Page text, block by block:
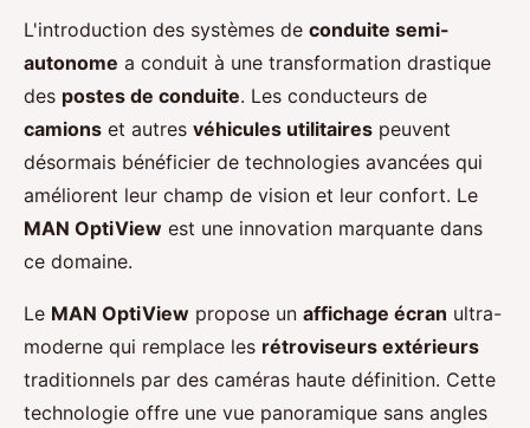
L'introduction des systèmes de conduite semi-
autonome a conduit à une transformation drastique
des postes de conduite. Les conducteurs de
camions et autres véhicules utilitaires peuvent
désormais bénéficier de technologies avancées qui
améliorent leur champ de vision et leur confort. Le
MAN OptiView est une innovation marquante dans
ce domaine.
Le MAN OptiView propose un affichage écran ultra-
moderne qui remplace les rétroviseurs extérieurs
traditionnels par des caméras haute définition. Cette
technologie offre une vue panoramique sans angles